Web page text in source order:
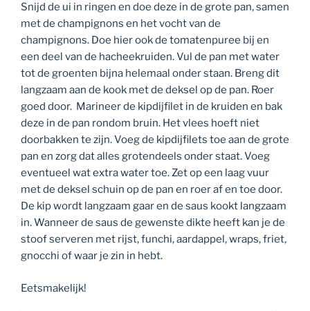
Snijd de ui in ringen en doe deze in de grote pan, samen
met de champignons en het vocht van de
champignons. Doe hier ook de tomatenpuree bij en
een deel van de hacheekruiden. Vul de pan met water
tot de groenten bijna helemaal onder staan. Breng dit
langzaam aan de kook met de deksel op de pan. Roer
goed door. Marineer de kipdijfilet in de kruiden en bak
deze in de pan rondom bruin. Het vlees hoeft niet
doorbakken te zijn. Voeg de kipdijfilets toe aan de grote
pan en zorg dat alles grotendeels onder staat. Voeg
eventueel wat extra water toe. Zet op een laag vuur
met de deksel schuin op de pan en roer af en toe door.
De kip wordt langzaam gaar en de saus kookt langzaam
in. Wanneer de saus de gewenste dikte heeft kan je de
stoof serveren met rijst, funchi, aardappel, wraps, friet,
gnocchi of waar je zin in hebt.
Eetsmakelijk!